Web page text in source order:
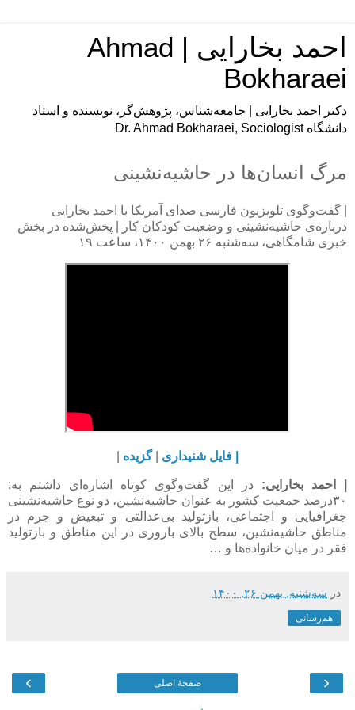
احمد بخارایی | Ahmad
Bokharaei
دکتر احمد بخارایی | جامعه‌شناس، پژوهش‌گر، نویسنده و استاد
دانشگاه Dr. Ahmad Bokharaei, Sociologist
مرگ انسان‌ها در حاشیه‌نشینی
| گفت‌وگوی تلویزیون فارسی صدای آمریکا با احمد بخارایی
درباره‌ی حاشیه‌نشینی و وضعیت کودکان کار | پخش‌شده در بخش
خبری شامگاهی، سه‌شنبه ۲۶ بهمن ۱۴۰۰، ساعت ۱۹
| فایل شنیداری |گزیده
| احمد بخارایی: در این گفت‌وگوی کوتاه اشاره‌ای داشتم به:
۳۰درصد جمعیت کشور به عنوان حاشیه‌نشین، دو نوع حاشیه‌نشینی
جغرافیایی و اجتماعی، بازتولید بی‌عدالتی و تبعیض و جرم در
مناطق حاشیه‌نشین، سطح بالای باروری در این مناطق و بازتولید
فقر در میان خانواده‌ها و …
در سه‌شنبه, بهمن ۲۶, ۱۴۰۰
هم‌رسانی
‹
› صفحهٔ اصلی